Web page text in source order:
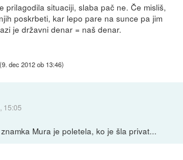
prilagodila situaciji, slaba pač ne. Če misliš,
poskrbeti, kar lepo pare na sunce pa jim
je državni denar = naš denar.
(9. dec 2012 ob 13:46)
15:05
Mura je poletela, ko je šla privat...